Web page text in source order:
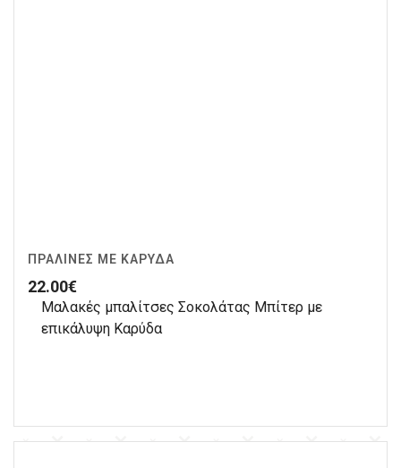
ΠΡΑΛΊΝΕΣ ΜΕ ΚΑΡΎΔΑ
22.00€
Μαλακές μπαλίτσες Σοκολάτας Μπίτερ με
επικάλυψη Καρύδα